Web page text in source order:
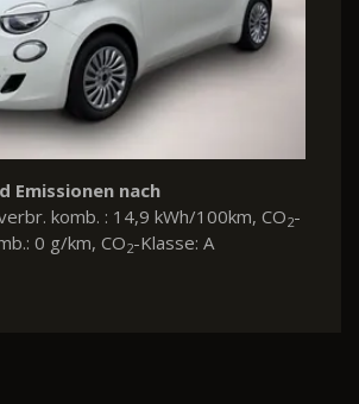
Emissionen nach
komb. : 14,9 kWh/100km, CO2-
0 g/km, CO2-Klasse: A